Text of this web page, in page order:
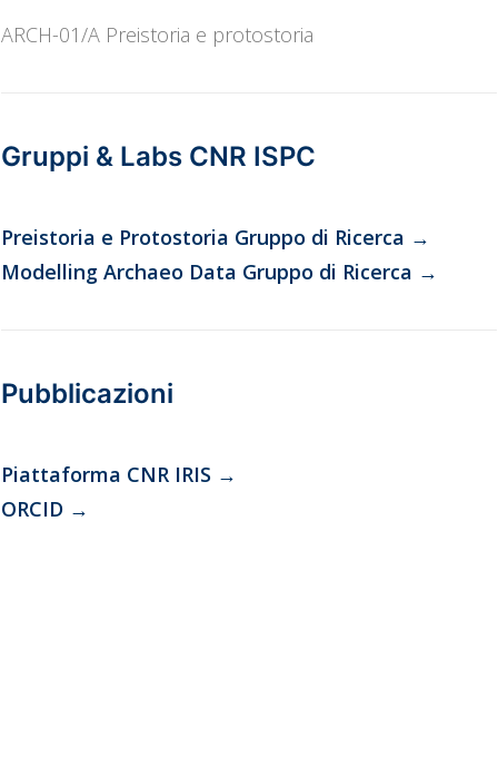
ARCH-01/A Preistoria e protostoria
Gruppi & Labs CNR ISPC
Preistoria e Protostoria Gruppo di Ricerca →
Modelling Archaeo Data Gruppo di Ricerca →
Pubblicazioni
Piattaforma CNR IRIS →
ORCID →